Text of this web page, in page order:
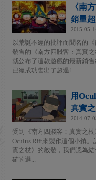
《南
銷量
2015-05-
以荒誕不經的批評而聞名的
發售的《南方四賤客：真實
就公布了這款遊戲的最新銷
已經成功售出了超過1...
用
真實
2014-07-
受到《南方四賤客：真實之
Oculus Rift來製作這個小鎮
實之杖》的啟發，我們認為
確的選...